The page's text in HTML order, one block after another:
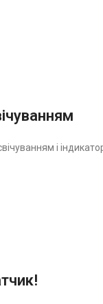
і